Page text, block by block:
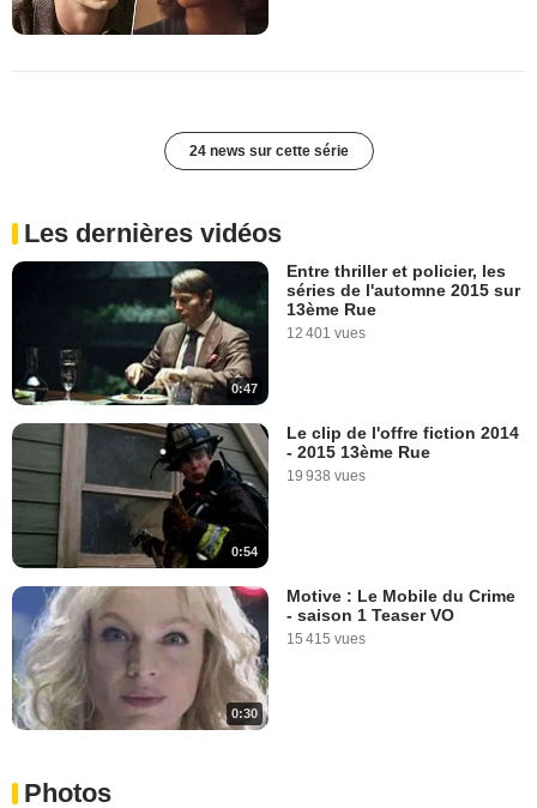
24 news sur cette série
Les dernières vidéos
0:47
Entre thriller et policier, les
séries de l'automne 2015 sur
13ème Rue
12 401 vues
0:54
Le clip de l'offre fiction 2014
- 2015 13ème Rue
19 938 vues
0:30
Motive : Le Mobile du Crime
- saison 1 Teaser VO
15 415 vues
Photos